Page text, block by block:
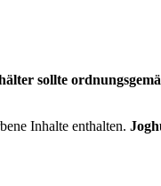
sollte
Inhalte enthalten.